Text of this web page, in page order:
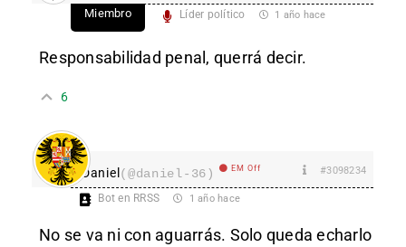
Miembro Líder político 1 año hace
Responsabilidad penal, querrá decir.
6
Daniel(@daniel-36) EM Off #3098234
Bot en RRSS 1 año hace
No se va ni con aguarrás. Solo queda echarlo